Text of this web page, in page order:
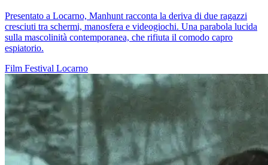
Presentato a Locarno, Manhunt racconta la deriva di due ragazzi
cresciuti tra schermi, manosfera e videogiochi. Una parabola lucida
sulla mascolinità contemporanea, che rifiuta il comodo capro
espiatorio.
Film Festival Locarno